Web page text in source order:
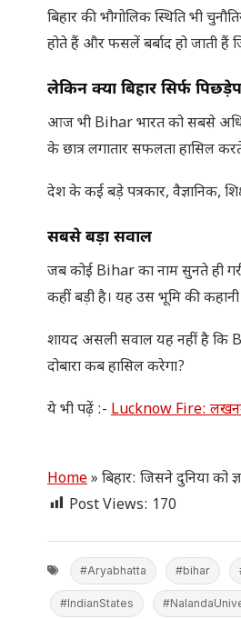
बिहार की भौगोलिक स्थिति भी
होते हैं और फसलें बर्बाद हो जाती
लेकिन क्या बिहार सिर्फ
आज भी Bihar भारत को सबसे
के छात्र लगातार सफलता हासिल
देश के कई बड़े पत्रकार, वैज्ञानिक,
सबसे बड़ा सवाल
जब कोई Bihar का नाम सुनते ही
कहीं बड़ी है। यह उस भूमि की कहानी
शायद असली सवाल यह नहीं है कि
दोबारा कब हासिल करेगा?
ये भी पढ़ें :- Lucknow Fire: लखनऊ
Home» बिहार: जिसने दुनिया को
Post Views: 170
#Aryabhatta #bihar
#IndianStates